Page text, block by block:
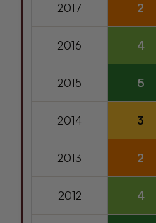
2017 2
2016 4
2015 5
2014 3
2013 2
2012 4